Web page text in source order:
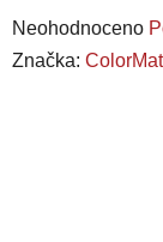
Průměrné
hodnocení
Neohodnoceno
Značka: